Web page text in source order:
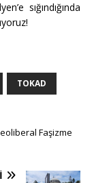
sığındığında
TOKAD
Faşizme